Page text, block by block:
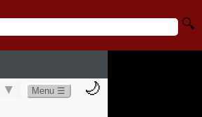
🔍
▼ Menu ☰ 🌙